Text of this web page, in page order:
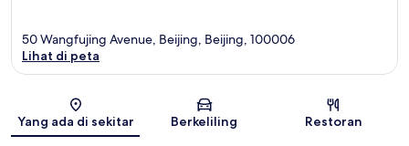
Peta
50 Wangfujing Avenue, Beijing, Beijing, 100006
Lihat di peta
Yang ada di sekitar Berkeliling Restoran